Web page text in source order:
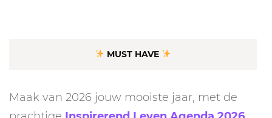
MUST HAVE
Maak van 2026 jouw mooiste jaar, met de